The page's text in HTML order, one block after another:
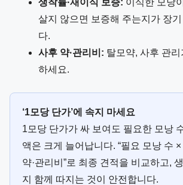
생착률·재이식 보증: 이식한 모낭
살지 않으면 보증해 주는지가 장
다.
사후 약·관리비: 탈모약, 사후 관
하세요.
‘1모당 단가’에 속지 마세요
1모당 단가가 싸 보여도 필요한 모낭
액은 크게 늘어납니다. “필요 모낭 수
약·관리비”로 최종 견적을 비교하고,
지 함께 따지는 것이 안전합니다.